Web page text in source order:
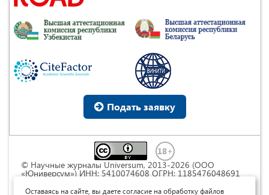
Подать заявку
© Научные журналы Universum, 2013-2026 (ООО
«Юниверсум») ИНН: 5410074608 ОГРН: 1185476048691
Commons « Attribution» («Атрибуция») 4.0
Оставаясь на сайте, вы даете согласие на обработку файлов